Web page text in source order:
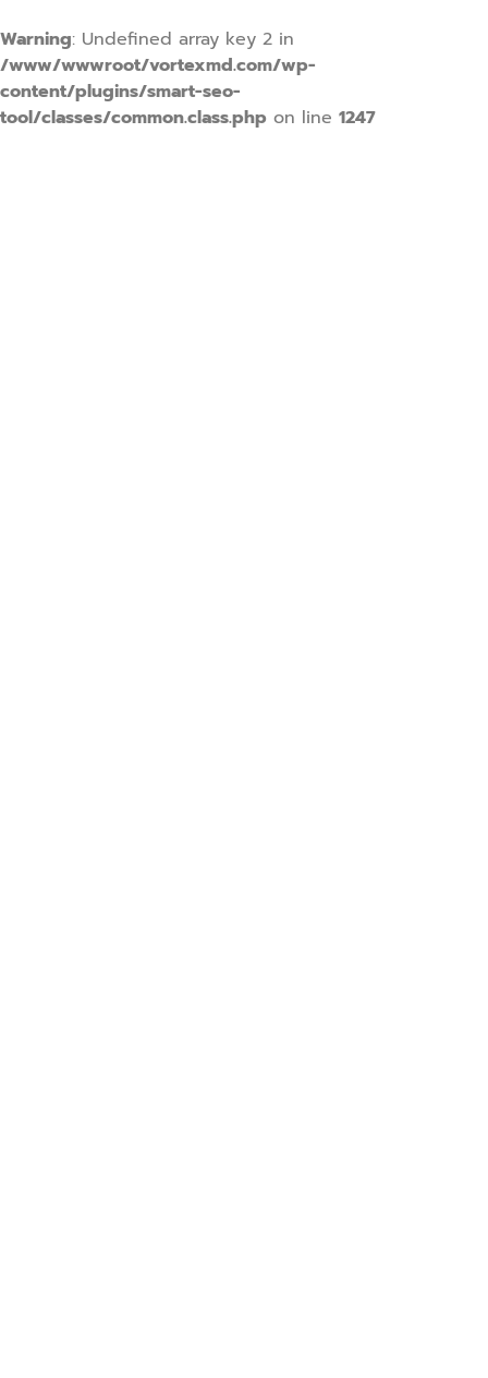
Warning: Undefined array key 2 in
/www/wwwroot/vortexmd.com/wp-
content/plugins/smart-seo-
tool/classes/common.class.php on line 1247